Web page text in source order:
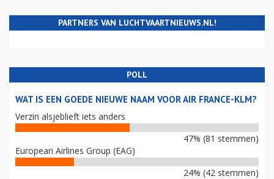
PARTNERS VAN LUCHTVAARTNIEUWS.NL!
POLL
WAT IS EEN GOEDE NIEUWE NAAM VOOR AIR FRANCE-KLM?
Verzin alsjeblieft iets anders
47% (81 stemmen)
European Airlines Group (EAG)
24% (42 stemmen)